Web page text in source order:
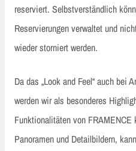
reserviert. Selbstverständlich
Reservierungen verwaltet und
wieder storniert werden.
Da das „Look and Feel“ auch bei
werden wir als besonderes
Funktionalitäten von
Panoramen und Detailbildern,